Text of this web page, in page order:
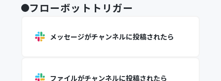
フローボットトリガー
メッセージがチャンネルに投稿されたら
ファイルがチャンネルに投稿されたら